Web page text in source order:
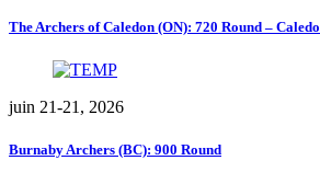
The Archers of Caledon (ON): 720 Round –
juin 21-21, 2026
Burnaby Archers (BC): 900 Round